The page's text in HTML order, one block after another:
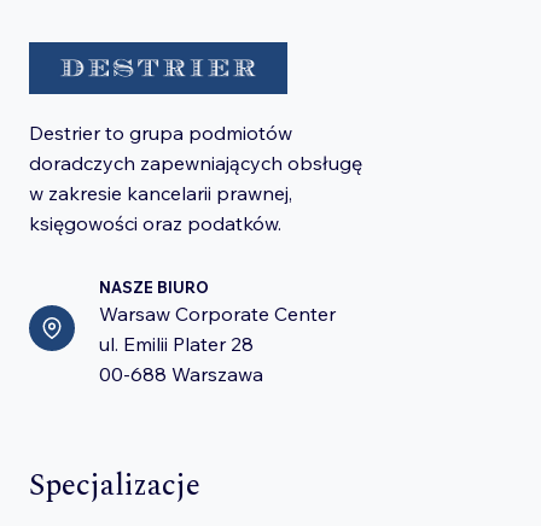
Destrier to grupa podmiotów
doradczych zapewniających obsługę
w zakresie kancelarii prawnej,
księgowości oraz podatków.
NASZE BIURO
Warsaw Corporate Center
ul. Emilii Plater 28
00-688 Warszawa
Specjalizacje